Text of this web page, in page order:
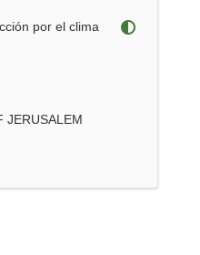
por el clima
JERUSALEM